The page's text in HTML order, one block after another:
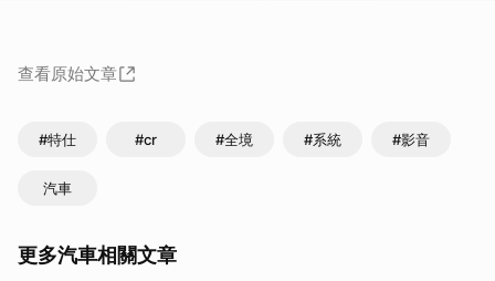
查看原始文章
#特仕 #cr #全境 #系統 #影音
汽車
更多汽車相關文章